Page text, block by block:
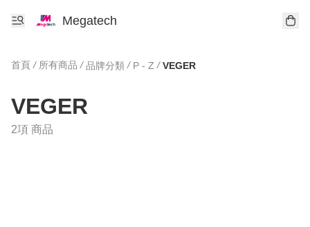
Megatech
首頁 / 所有商品 / 品牌分類 / P - Z / VEGER
VEGER
2項 商品